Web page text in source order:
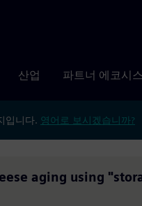
산업 파트너 에코시
입니다. 영어로 보시겠습니까?
aging using